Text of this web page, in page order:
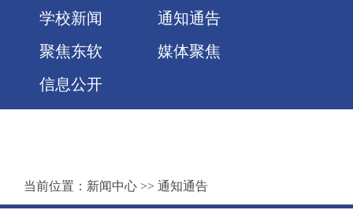
学校新闻
通知通告
聚焦东软
媒体聚焦
信息公开
当前位置： 新闻中心 >> 通知通告